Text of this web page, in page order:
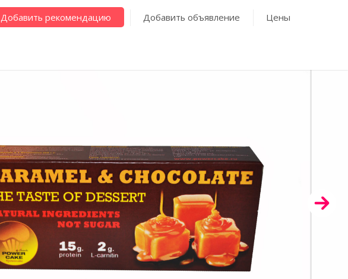
Добавить рекомендацию Добавить объявление Цены